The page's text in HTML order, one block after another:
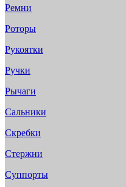
Ремни
Роторы
Рукоятки
Ручки
Рычаги
Сальники
Скребки
Стержни
Суппорты